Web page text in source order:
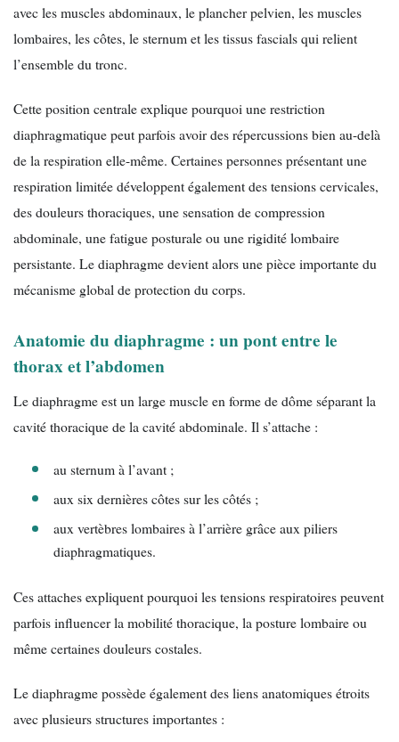
avec les muscles abdominaux, le plancher pelvien, les muscles
lombaires, les côtes, le sternum et les tissus fascials qui relient
l’ensemble du tronc.
Cette position centrale explique pourquoi une restriction
diaphragmatique peut parfois avoir des répercussions bien au-delà
de la respiration elle-même. Certaines personnes présentant une
respiration limitée développent également des tensions cervicales,
des douleurs thoraciques, une sensation de compression
abdominale, une fatigue posturale ou une rigidité lombaire
persistante. Le diaphragme devient alors une pièce importante du
mécanisme global de protection du corps.
Anatomie du diaphragme : un pont entre le
thorax et l’abdomen
Le diaphragme est un large muscle en forme de dôme séparant la
cavité thoracique de la cavité abdominale. Il s’attache :
au sternum à l’avant ;
aux six dernières côtes sur les côtés ;
aux vertèbres lombaires à l’arrière grâce aux piliers
diaphragmatiques.
Ces attaches expliquent pourquoi les tensions respiratoires peuvent
parfois influencer la mobilité thoracique, la posture lombaire ou
même certaines douleurs costales.
Le diaphragme possède également des liens anatomiques étroits
avec plusieurs structures importantes :